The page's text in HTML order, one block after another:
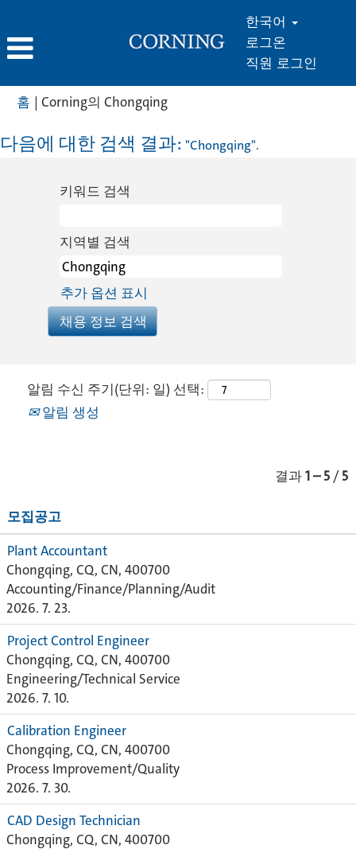
한국어
로그온
직원 로그인
홈 | Corning의 Chongqing(현
페
이
다음에 대한 검색 결과: "Chongqing".
키워드 검색
지역별 검색
추가 옵션 표시
알림 수신 주기(단위: 일) 선택:
알림 생성
결과1 – 5 /5
모집공고
Plant Accountant
Chongqing, CQ, CN, 400700
Accounting/Finance/Planning/Audit
2026. 7. 23.
Project Control Engineer
Chongqing, CQ, CN, 400700
Engineering/Technical Service
2026. 7. 10.
Calibration Engineer
Chongqing, CQ, CN, 400700
Process Improvement/Quality
2026. 7. 30.
CAD Design Technician
Chongqing, CQ, CN, 400700